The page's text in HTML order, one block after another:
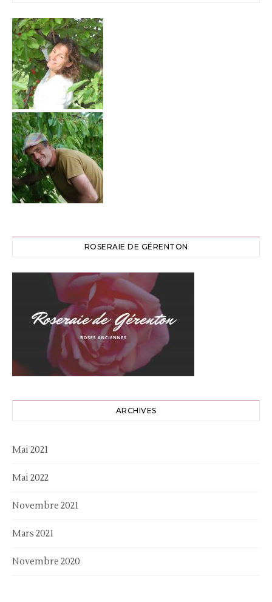
ROSERAIE DE GÉRENTON
ARCHIVES
Mai 2021
Mai 2022
Novembre 2021
Mars 2021
Novembre 2020